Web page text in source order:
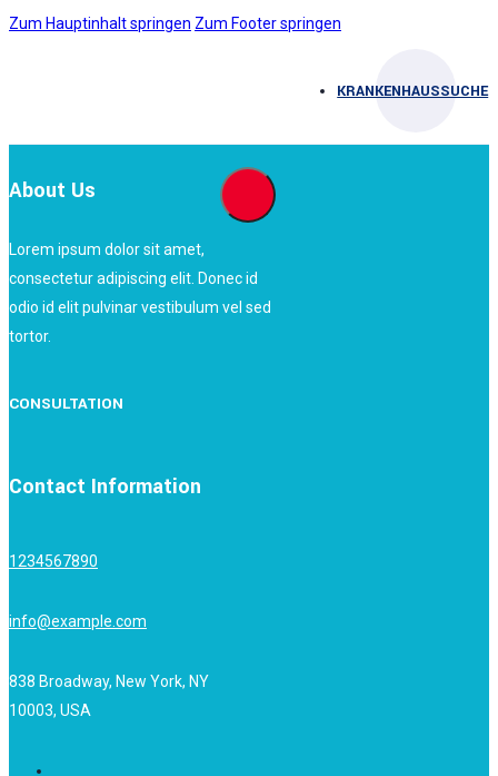
Zum Hauptinhalt springen Zum Footer springen
KRANKENHAUSSUCHE
About Us
Lorem ipsum dolor sit amet,
consectetur adipiscing elit. Donec id
odio id elit pulvinar vestibulum vel sed
tortor.
CONSULTATION
Contact Information
1234567890
info@example.com
838 Broadway, New York, NY
10003, USA